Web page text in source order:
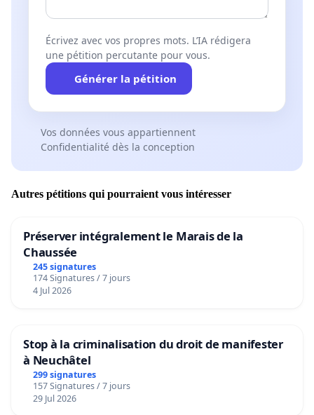
Écrivez avec vos propres mots. L’IA rédigera
une pétition percutante pour vous.
Générer la pétition
Vos données vous appartiennent
Confidentialité dès la conception
Autres pétitions qui pourraient vous intéresser
Préserver intégralement le Marais de la
Chaussée
245 signatures
174 Signatures / 7 jours
4 Jul 2026
Stop à la criminalisation du droit de manifester
à Neuchâtel
299 signatures
157 Signatures / 7 jours
29 Jul 2026